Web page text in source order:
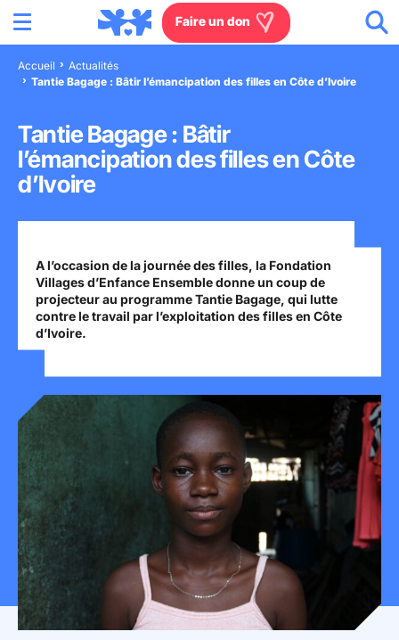
Aller à la recherche
Aller au pied de page
Faire un don
Nous connaître
Actions en France
Actions dans le monde
Actualités
Les villages d'enfants
Mon espace donateur
Accueil
Actualités
Tantie Bagage : Bâtir l’émancipation des filles en Côte d’Ivoire
Tantie Bagage : Bâtir
l’émancipation des filles en Côte
d’Ivoire
A l’occasion de la journée des filles, la Fondation
Villages d’Enfance Ensemble donne un coup de
projecteur au programme Tantie Bagage, qui lutte
contre le travail par l’exploitation des filles en Côte
d’Ivoire.